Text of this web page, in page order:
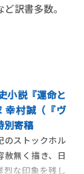
訳書多数。
小説『運命と
幸村誠（『ヴ
別寄稿
のストックホル
赦無く描き、日
な印象を残し